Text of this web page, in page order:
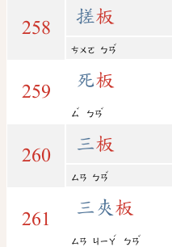
258
搓板
ㄘㄨㄛ ㄅㄢ
ˇ
259
死板
ㄙ
ˇ
ㄅㄢ
ˇ
260
三板
ㄙㄢ ㄅㄢ
ˇ
261
三夾 板
ㄙㄢ ㄐㄧㄚ
ˊ
ㄅㄢ
ˇ